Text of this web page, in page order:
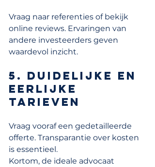
Vraag naar referenties of bekijk
online reviews. Ervaringen van
andere investeerders geven
waardevol inzicht.
5. Duidelijke en
eerlijke
tarieven
Vraag vooraf een gedetailleerde
offerte. Transparantie over kosten
is essentieel.
Kortom, de ideale advocaat